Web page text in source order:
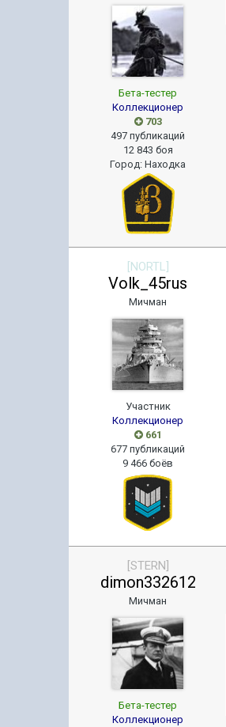
Бета-тестер
Коллекционер
703
497 публикаций
12 843 боя
Город:Находка
[NORTL]
Volk_45rus
Мичман
Участник
Коллекционер
661
677 публикаций
9 466 боёв
[STERN]
dimon332612
Мичман
Бета-тестер
Коллекционер